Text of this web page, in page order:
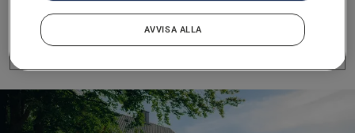
AVVISA ALLA